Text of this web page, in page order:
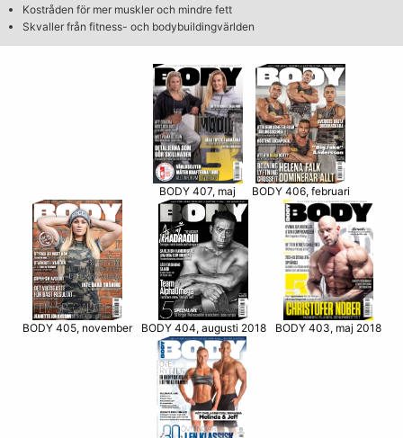
Kostråden för mer muskler och mindre fett
Skvaller från fitness- och bodybuildingvärlden
BODY 407, maj BODY 406, februari
BODY 405, november BODY 404, augusti 2018 BODY 403, maj 2018